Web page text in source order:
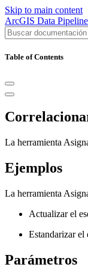
Skip to main content
ArcGIS Data
Table of Contents
La herramienta
Ejemplos
La herramienta
Actualizar el
Estandarizar el
Parámetros